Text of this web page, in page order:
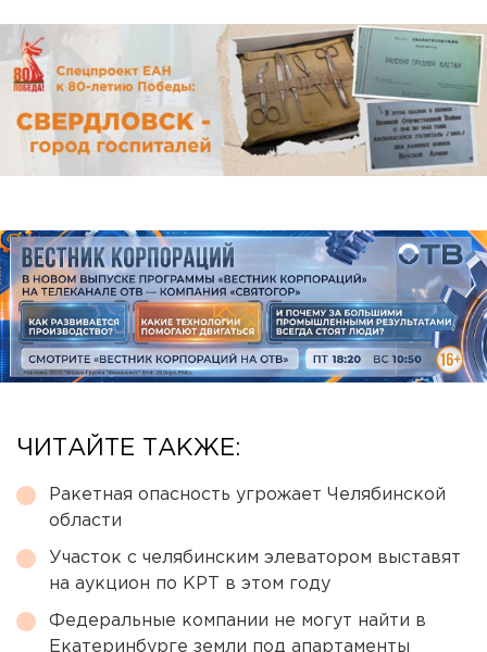
ЧИТАЙТЕ ТАКЖЕ:
Ракетная опасность угрожает Челябинской
области
Участок с челябинским элеватором выставят
на аукцион по КРТ в этом году
Федеральные компании не могут найти в
Екатеринбурге земли под апартаменты